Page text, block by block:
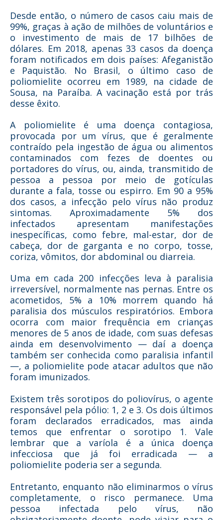
Desde então, o número de casos caiu mais de
99%, graças à ação de milhões de voluntários e
o investimento de mais de 17 bilhões de
dólares. Em 2018, apenas 33 casos da doença
foram notificados em dois países: Afeganistão
e Paquistão. No Brasil, o último caso de
poliomielite ocorreu em 1989, na cidade de
Sousa, na Paraíba. A vacinação está por trás
desse êxito.
A poliomielite é uma doença contagiosa,
provocada por um vírus, que é geralmente
contraído pela ingestão de água ou alimentos
contaminados com fezes de doentes ou
portadores do vírus, ou, ainda, transmitido de
pessoa a pessoa por meio de gotículas
durante a fala, tosse ou espirro. Em 90 a 95%
dos casos, a infecção pelo vírus não produz
sintomas. Aproximadamente 5% dos
infectados apresentam manifestações
inespecíficas, como febre, mal-estar, dor de
cabeça, dor de garganta e no corpo, tosse,
coriza, vômitos, dor abdominal ou diarreia.
Uma em cada 200 infecções leva à paralisia
irreversível, normalmente nas pernas. Entre os
acometidos, 5% a 10% morrem quando há
paralisia dos músculos respiratórios. Embora
ocorra com maior frequência em crianças
menores de 5 anos de idade, com suas defesas
ainda em desenvolvimento — daí a doença
também ser conhecida como paralisia infantil
—, a poliomielite pode atacar adultos que não
foram imunizados.
Existem três sorotipos do poliovírus, o agente
responsável pela pólio: 1, 2 e 3. Os dois últimos
foram declarados erradicados, mas ainda
temos que enfrentar o sorotipo 1. Vale
lembrar que a varíola é a única doença
infecciosa que já foi erradicada — a
poliomielite poderia ser a segunda.
Entretanto, enquanto não eliminarmos o vírus
completamente, o risco permanece. Uma
pessoa infectada pelo vírus, não